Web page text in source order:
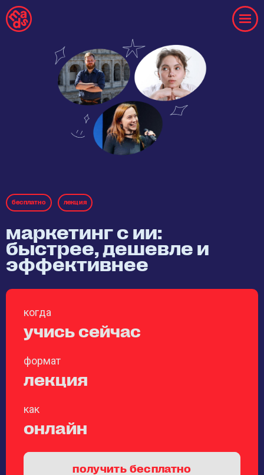
бесплaтнo лекция
маркетинг с ии:
быстрее, дешевле и
эффективнее
когда
учись сейчас
формат
лекция
как
онлайн
получить бесплатно